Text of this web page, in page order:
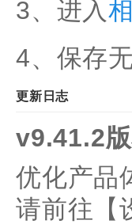
3、进入
4、保存
更新日志
v9.41.2
优化产品
请前往【